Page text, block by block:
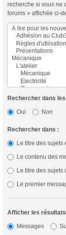
recherche si vous ne
forums » affichée ci-
Rechercher dans
Oui
Non
Rechercher dans :
Le titre des sujets
Le contenu des
Le titre des sujets
Le premier
Afficher les
Messages